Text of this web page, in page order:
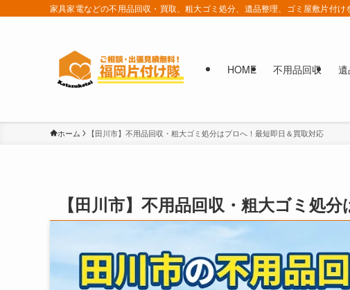
家具家電などの不用品回収・買取、粗大ゴミ処分、遺品整理、ゴミ屋敷片付け
HOME 不用品回収
ホーム 【田川市】不用品回収・粗大ゴミ処分はプロへ！最短即日＆買取対応
【田川市】不用品回収・粗大ゴミ処